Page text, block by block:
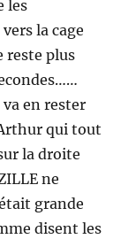
les
la cage
reste plus
en rester
qui tout
la droite
ne
grande
disent les